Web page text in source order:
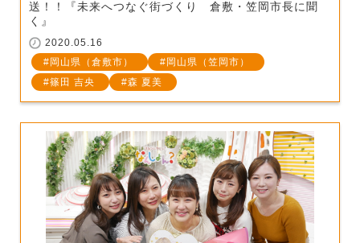
送！！『未来へつなぐ街づくり 倉敷・笠岡市長に聞
く』
2020.05.16
岡山県（倉敷市）
岡山県（笠岡市）
篠田 吉央
森 夏美